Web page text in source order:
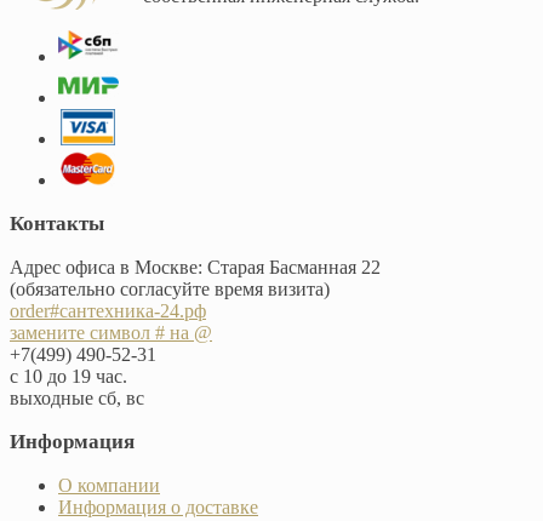
Контакты
Адрес офиса в Москве: Старая Басманная 22
(обязательно согласуйте время визита)
order#сантехника-24.рф
замените символ # на @
+7(499) 490-52-31
с 10 до 19 час.
выходные сб, вс
Информация
О компании
Информация о доставке